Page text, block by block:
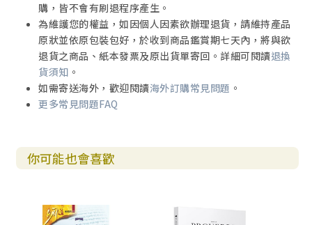
購，皆不會有刷退程序產生。
為維護您的權益，如因個人因素欲辦理退貨，請維持產品
原狀並依原包裝包好，於收到商品鑑賞期七天內，將與欲
退貨之商品、紙本發票及原出貨單寄回。詳細可閱讀退換
貨須知 。
如需寄送海外，歡迎閱讀海外訂購常見問題 。
更多常見問題FAQ
你可能也會喜歡